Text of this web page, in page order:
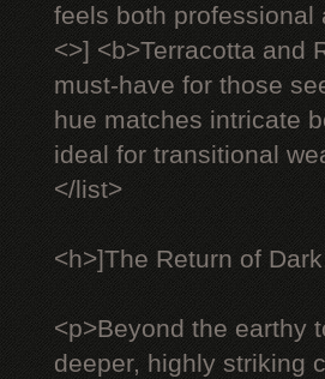
feels both professional
<>] <b>Terracotta and
must-have for those
hue matches intricate
ideal for transitional
</list>
<h>]The Return of
<p>Beyond the earthy
deeper, highly striking